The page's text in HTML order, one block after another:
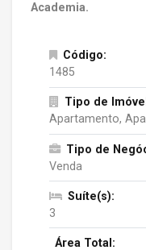
Academia.
Código:
1485
Tipo de
Apartamento,
Tipo de
Venda
Suíte(s):
3
Área Total: